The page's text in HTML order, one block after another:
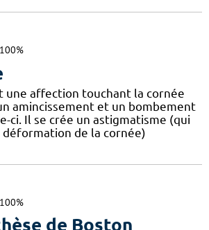
100%
une affection touchant la cornée
amincissement et un bombement
ci. Il se crée un astigmatisme (qui
de la cornée)
100%
de Boston